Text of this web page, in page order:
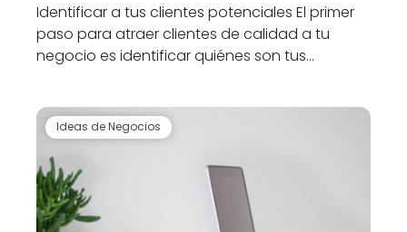
Identificar a tus clientes potenciales El primer
paso para atraer clientes de calidad a tu
negocio es identificar quiénes son tus…
Ideas de Negocios